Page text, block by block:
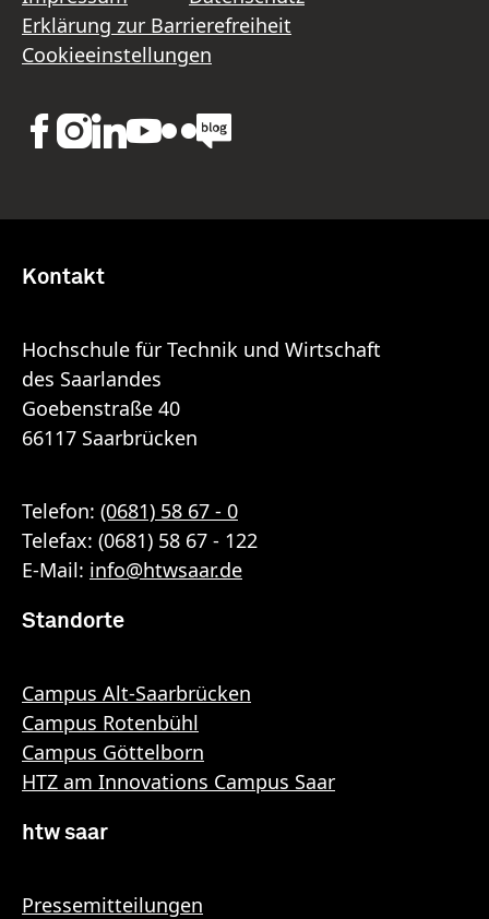
Erklärung zur Barrierefreiheit
Cookieeinstellungen
Kontakt
Hochschule für Technik und Wirtschaft
des Saarlandes
Goebenstraße 40
66117 Saarbrücken
Telefon: (0681) 58 67 - 0
Telefax: (0681) 58 67 - 122
E-Mail: info@htwsaar.de
Standorte
Campus Alt-Saarbrücken
Campus Rotenbühl
Campus Göttelborn
HTZ am Innovations Campus Saar
htw saar
Pressemitteilungen